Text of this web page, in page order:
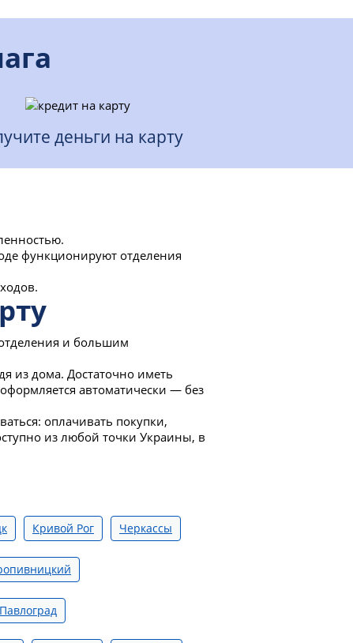
деньги на карту
функционируют отделения
и большим
из дома. Достаточно иметь
автоматически — без
оплачивать покупки,
из любой точки Украины, в
Кривой Рог Черкассы
Павлоград